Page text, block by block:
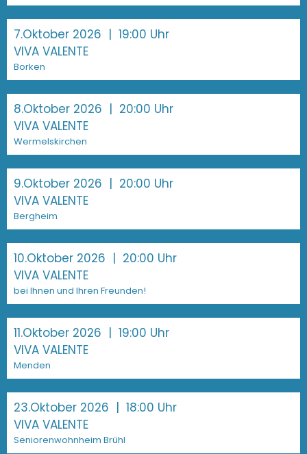
7.Oktober 2026 | 19:00 Uhr
VIVA VALENTE
Borken
8.Oktober 2026 | 20:00 Uhr
VIVA VALENTE
Wermelskirchen
9.Oktober 2026 | 20:00 Uhr
VIVA VALENTE
Bergheim
10.Oktober 2026 | 20:00 Uhr
VIVA VALENTE
bei Ihnen und Ihren Freunden!
11.Oktober 2026 | 19:00 Uhr
VIVA VALENTE
Menden
23.Oktober 2026 | 18:00 Uhr
VIVA VALENTE
Seniorenwohnheim Brühl